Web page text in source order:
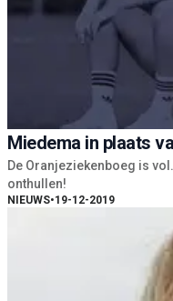
Miedema in plaats
De Oranjeziekenboeg is
onthullen!
NIEUWS•19-12-2019